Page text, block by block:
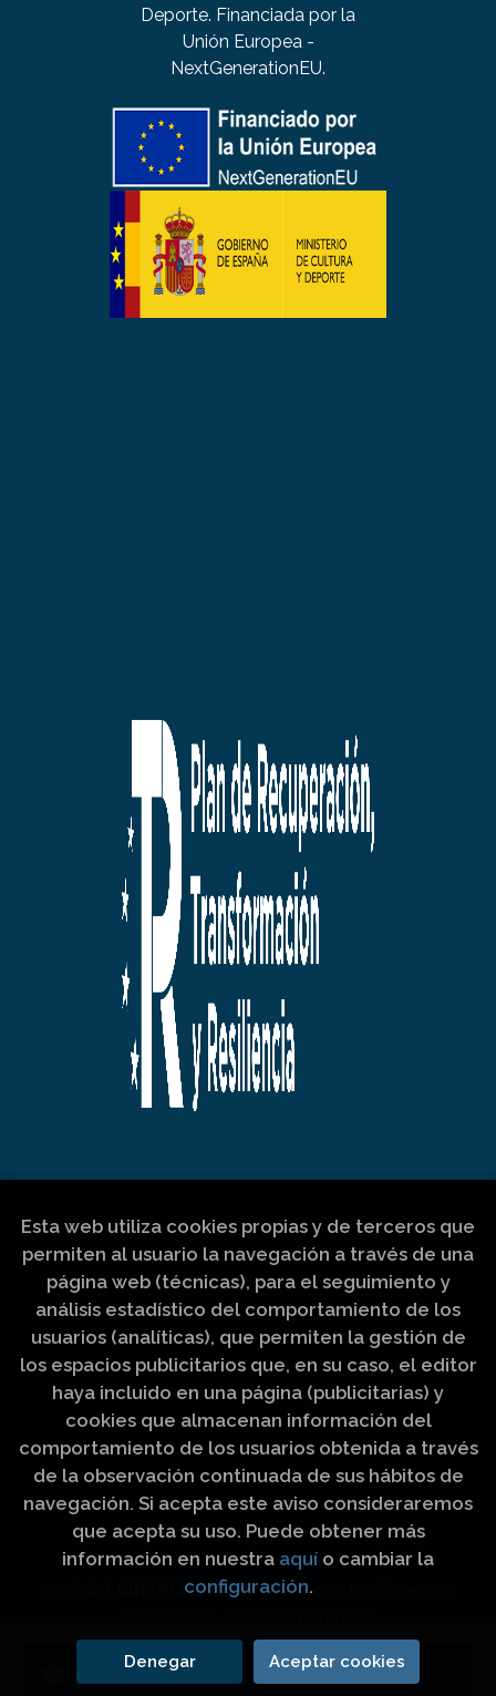
Añadir a mi cesta
Deporte. Financiada por la
Unión Europea -
NextGenerationEU.
LIBRERÍA LUZ Y VIDA. Todos los Derechos
Esta web utiliza cookies propias y de terceros que
permiten al usuario la navegación a través de una
página web (técnicas), para el seguimiento y
análisis estadístico del comportamiento de los
usuarios (analíticas), que permiten la gestión de
los espacios publicitarios que, en su caso, el editor
haya incluido en una página (publicitarias) y
cookies que almacenan información del
comportamiento de los usuarios obtenida a través
de la observación continuada de sus hábitos de
navegación. Si acepta este aviso consideraremos
que acepta su uso. Puede obtener más
información en nuestra aquí o cambiar la
configuración.
Denegar Aceptar cookies